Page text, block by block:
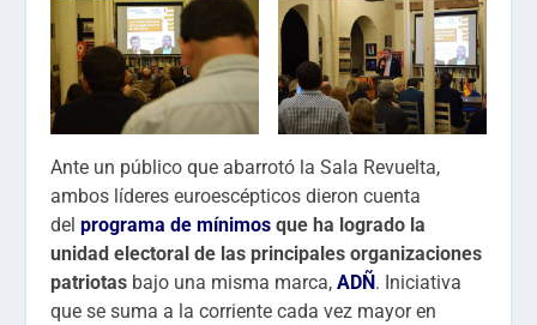
Ante un público que abarrotó la Sala Revuelta,
ambos líderes euroescépticos dieron cuenta
delprograma de mínimos que ha logrado la
unidad electoral de las principales organizaciones
patriotas bajo una misma marca,ADÑ . Iniciativa
que se suma a la corriente cada vez mayor en